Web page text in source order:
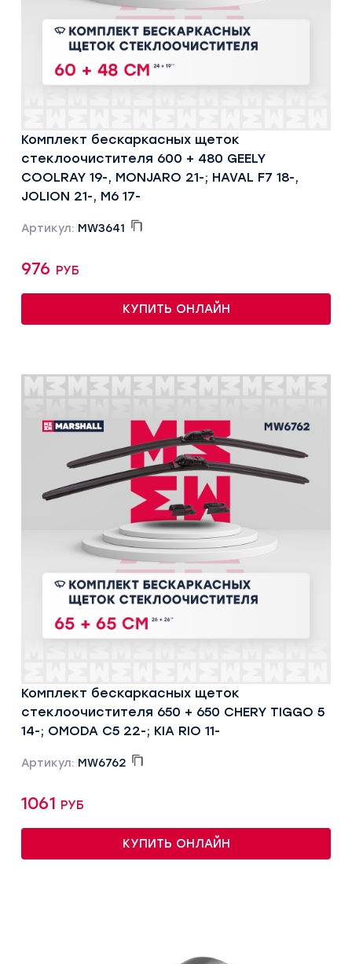
Комплект бескаркасных щеток
стеклоочистителя 600 + 480 GEELY
COOLRAY 19-, MONJARO 21-; HAVAL F7 18-,
JOLION 21-, M6 17-
Артикул: MW3641
976 руб
КУПИТЬ ОНЛАЙН
Комплект бескаркасных щеток
стеклоочистителя 650 + 650 CHERY TIGGO 5
14-; OMODA C5 22-; KIA RIO 11-
Артикул: MW6762
1061 руб
КУПИТЬ ОНЛАЙН